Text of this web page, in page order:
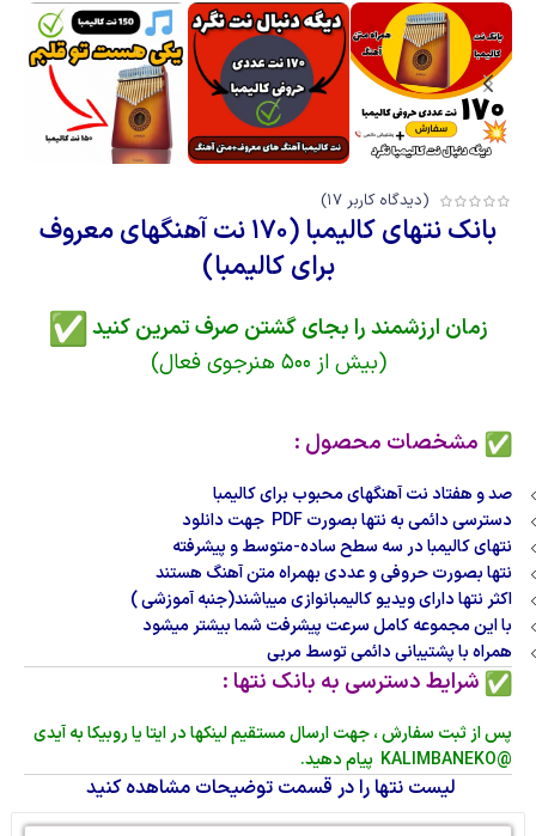
(دیدگاه کاربر 17
)
بانک نتهای کالیمبا (170 نت آهنگهای معروف
برای کالیمبا)
زمان ارزشمند را بجای گشتن صرف تمرین کنید
(بیش از 500 هنرجوی فعال)
مشخصات محصول :
صد و هفتاد نت آهنگهای محبوب برای کالیمبا
دسترسی دائمی به نتها بصورت PDF جهت دانلود
نتهای کالیمبا در سه سطح ساده-متوسط و پیشرفته
نتها بصورت حروفی و عددی بهمراه متن آهنگ هستند
اکثر نتها دارای ویدیو کالیمبانوازی میباشند(جنبه آموزشی )
با این مجموعه کامل سرعت پیشرفت شما بیشتر میشود
همراه با پشتیبانی دائمی توسط مربی
شرایط دسترسی به بانک نتها :
پس از ثبت سفارش ، جهت ارسال مستقیم لینکها در ایتا یا روبیکا به آیدی
@KALIMBANEKO پیام دهید.
لیست نتها را در قسمت توضیحات مشاهده کنید